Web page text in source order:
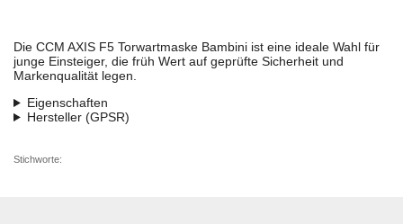
Die CCM AXIS F5 Torwartmaske Bambini ist eine ideale Wahl für
junge Einsteiger, die früh Wert auf geprüfte Sicherheit und
Markenqualität legen.
Eigenschaften
Hersteller (GPSR)
Stichworte: